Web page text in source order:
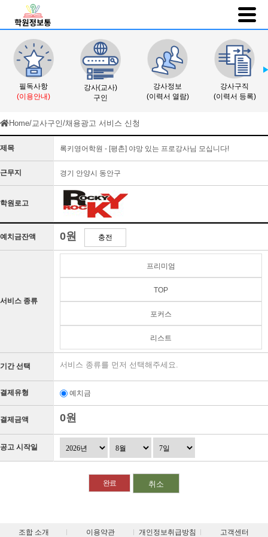
필독사항
(이용안내)
강사(교사)
구인
강사정보
(이력서 열람)
강사구직
(이력서 등록)
Home/교사구인/채용광고 서비스 신청
제목 록키영어학원 - [평촌] 야망 있는 프로강사님 모십니다!
근무지 경기 안양시 동안구
학원로고
예치금잔액 0원 충전
서비스 종류
프리미엄
TOP
포커스
리스트
기간 선택 서비스 종류를 먼저 선택해주세요.
결제유형 예치금
결제금액 0원
공고 시작일
취소
조합 소개 이용약관 개인정보취급방침 고객센터